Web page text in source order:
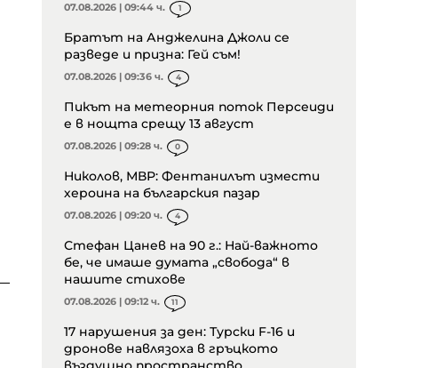
07.08.2026 | 09:44 ч. 1
Братът на Анджелина Джоли се
разведе и призна: Гей съм!
07.08.2026 | 09:36 ч. 4
Пикът на метеорния поток Персеиди
е в нощта срещу 13 август
07.08.2026 | 09:28 ч. 0
Николов, МВР: Фентанилът измести
хероина на българския пазар
07.08.2026 | 09:20 ч. 4
Стефан Цанев на 90 г.: Най-важното
бе, че имаше думата „свобода“ в
нашите стихове
07.08.2026 | 09:12 ч. 11
17 нарушения за ден: Турски F-16 и
дронове навлязоха в гръцкото